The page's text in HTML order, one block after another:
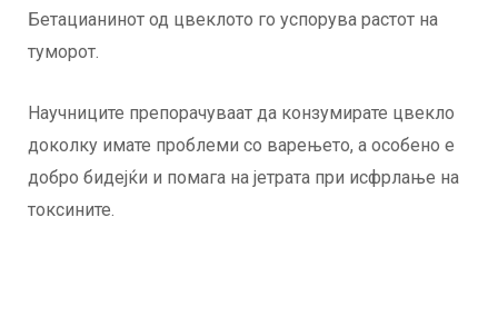
Бетацианинот од цвеклото го успорува растот на
туморот.
Научниците препорачуваат да конзумирате цвекло
доколку имате проблеми со варењето, а особено е
добро бидејќи и помага на јетрата при исфрлање на
токсините.